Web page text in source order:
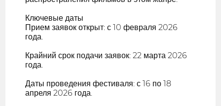
Ключевые даты
Прием заявок открыт: с 10 февраля 2026
года.
Крайний срок подачи заявок: 22 марта 2026
года.
Даты проведения фестиваля: с 16 по 18
апреля 2026 года.